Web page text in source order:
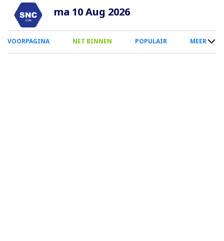
Overslaan
naar
inhoud
ma 10 Aug 2026
0
Smartphone
VOORPAGINA NET BINNEN POPULAIR MEER